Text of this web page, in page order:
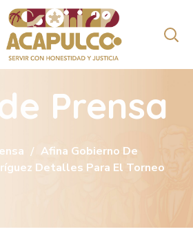
Prensa
Afina Gobierno De
Detalles Para El Torneo